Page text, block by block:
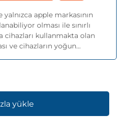
apple markasının
olması ile sınırlı
cihazları kullanmakta olan
ve cihazların yoğun...
yükle